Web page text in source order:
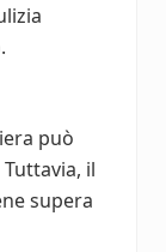
può
il
supera